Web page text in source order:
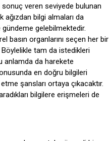
veren seviyede bulunan
ağızdan bilgi almaları da
gelebilmektedir.
basın organlarını seçen her bir
Böylelikle tam da istedikleri
anlamda da harekete
en doğru bilgileri
şansları ortaya çıkacaktır.
bilgilere erişmeleri de